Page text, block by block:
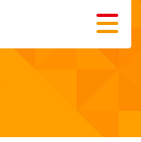
メニュー